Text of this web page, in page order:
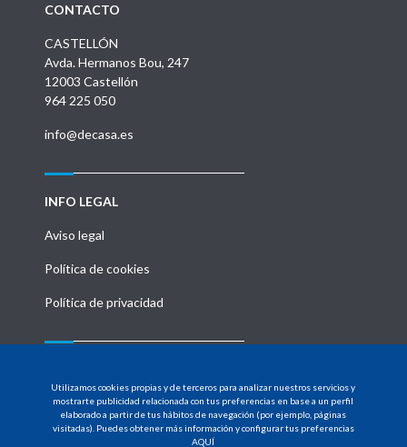
Utilizamos cookies propias y de terceros para analizar nuestros servicios y
mostrarte publicidad relacionada con tus preferencias en base a un perfil
elaborado a partir de tus hábitos de navegación (por ejemplo, páginas
visitadas). Puedes obtener más información y configurar tus preferencias
AQUÍ
CONTACTO
CASTELLÓN
Avda. Hermanos Bou, 247
12003 Castellón
964 225 050
info@decasa.es
INFO LEGAL
Aviso legal
Política de cookies
Política de privacidad
HOME
PRODUCTOS